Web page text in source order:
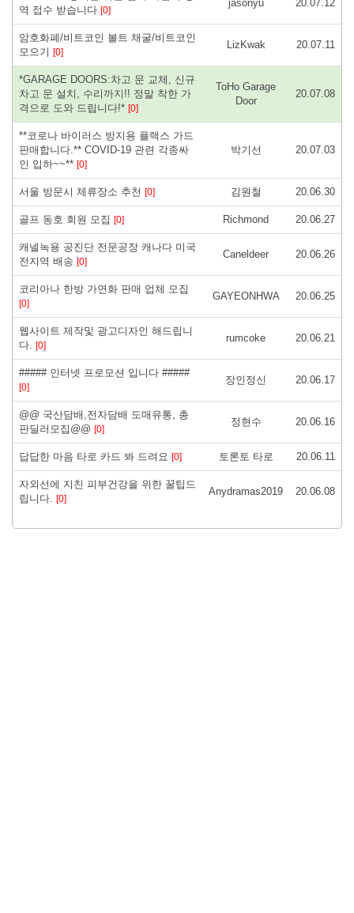
역 접수 받습니다 [0]
jasonyu 20.07.12
암호화폐/비트코인 볼트 채굴/비트코인
모으기 [0]
LizKwak 20.07.11
*GARAGE DOORS:차고 문 교체, 신규
차고 문 설치, 수리까지!! 정말 착한 가
격으로 도와 드립니다!* [0]
ToHo Garage
Door
20.07.08
**코로나 바이러스 방지용 플랙스 가드
판매합니다.** COVID-19 관련 각종싸
인 입하~~** [0]
박기선 20.07.03
서울 방문시 체류장소 추천 [0] 김원철 20.06.30
골프 동호 회원 모집 [0] Richmond 20.06.27
캐넬녹용 공진단 전문공장 캐나다 미국
전지역 배송 [0]
Caneldeer 20.06.26
코리아나 한방 가연화 판매 업체 모집
[0]
GAYEONHWA 20.06.25
웹사이트 제작및 광고디자인 해드립니
다. [0]
rumcoke 20.06.21
##### 인터넷 프로모션 입니다 #####
[0]
장인정신 20.06.17
@@ 국산담배,전자담배 도매유통, 총
판딜러모집@@ [0]
정현수 20.06.16
답답한 마음 타로 카드 봐 드려요 [0] 토론토 타로 20.06.11
자외선에 지친 피부건강을 위한 꿀팁드
립니다. [0]
Anydramas2019 20.06.08